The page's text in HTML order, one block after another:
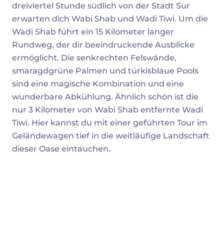
dreiviertel Stunde südlich von der Stadt Sur
erwarten dich Wabi Shab und Wadi Tiwi. Um die
Wadi Shab führt ein 15 Kilometer langer
Rundweg, der dir beeindruckende Ausblicke
ermöglicht. Die senkrechten Felswände,
smaragdgrüne Palmen und türkisblaue Pools
sind eine magische Kombination und eine
wunderbare Abkühlung. Ähnlich schön ist die
nur 3 Kilometer von Wabi Shab entfernte Wadi
Tiwi. Hier kannst du mit einer geführten Tour im
Geländewagen tief in die weitläufige Landschaft
dieser Oase eintauchen.